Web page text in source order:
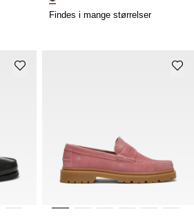
Findes i mange størrelser